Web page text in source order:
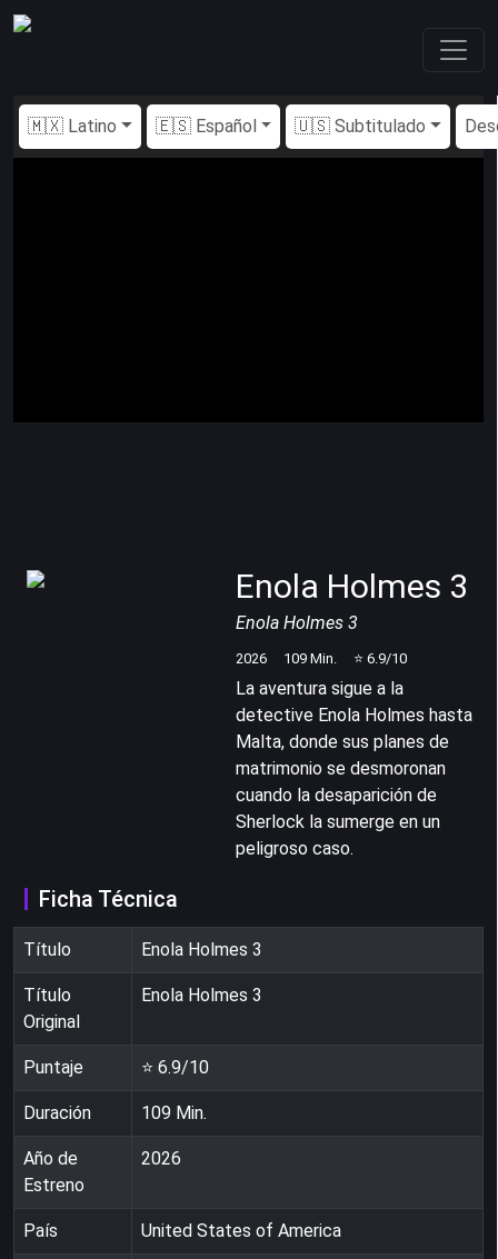
🇲🇽 Latino 🇪🇸 Español 🇺🇸 Subtitulado
Enola Holmes 3
Enola Holmes 3
2026 109 Min. ⭐ 6.9/10
La aventura sigue a la
detective Enola Holmes hasta
Malta, donde sus planes de
matrimonio se desmoronan
cuando la desaparición de
Sherlock la sumerge en un
peligroso caso.
Ficha Técnica
Título Enola Holmes 3
Título
Original
Enola Holmes 3
Puntaje ⭐ 6.9/10
Duración 109 Min.
Año de
Estreno
2026
País United States of America